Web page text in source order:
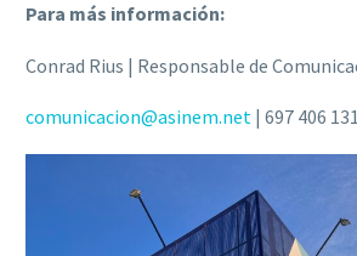
Para más información:
Conrad Rius | Responsable de
comunicacion@asinem.net | 697 406 131